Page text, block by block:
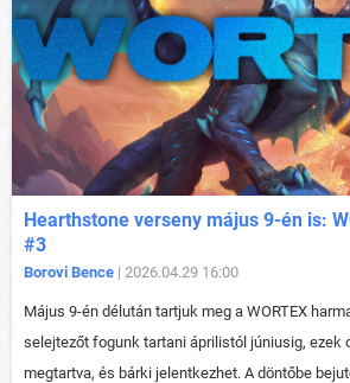
Hearthstone verseny május 9-én is:
#3
Borovi Bence | 2026.04.29 16:00
Május 9-én délután tartjuk meg a WORTEX
selejtezőt fogunk tartani áprilistól júniusig, ezek
megtartva, és bárki jelentkezhet. A döntőbe